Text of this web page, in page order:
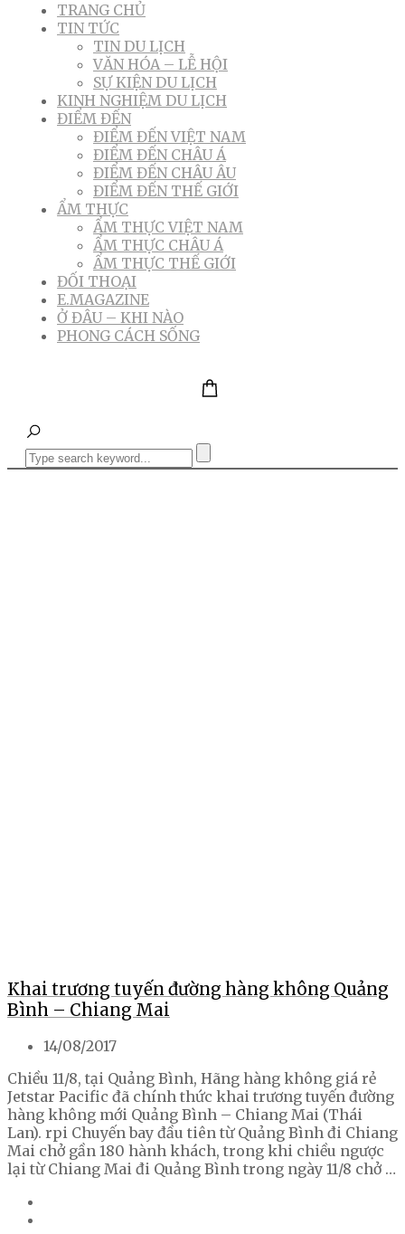
TRANG CHỦ
TIN TỨC
TIN DU LỊCH
VĂN HÓA – LỄ HỘI
SỰ KIỆN DU LỊCH
KINH NGHIỆM DU LỊCH
ĐIỂM ĐẾN
ĐIỂM ĐẾN VIỆT NAM
ĐIỂM ĐẾN CHÂU Á
ĐIỂM ĐẾN CHÂU ÂU
ĐIỂM ĐẾN THẾ GIỚI
ẨM THỰC
ẨM THỰC VIỆT NAM
ẨM THỰC CHÂU Á
ẨM THỰC THẾ GIỚI
ĐỐI THOẠI
E.MAGAZINE
Ở ĐÂU – KHI NÀO
PHONG CÁCH SỐNG
Khai trương tuyến đường hàng không Quảng
Bình – Chiang Mai
14/08/2017
Chiều 11/8, tại Quảng Bình, Hãng hàng không giá rẻ
Jetstar Pacific đã chính thức khai trương tuyến đường
hàng không mới Quảng Bình – Chiang Mai (Thái
Lan). rpi Chuyến bay đầu tiên từ Quảng Bình đi Chiang
Mai chở gần 180 hành khách, trong khi chiều ngược
lại từ Chiang Mai đi Quảng Bình trong ngày 11/8 chở …